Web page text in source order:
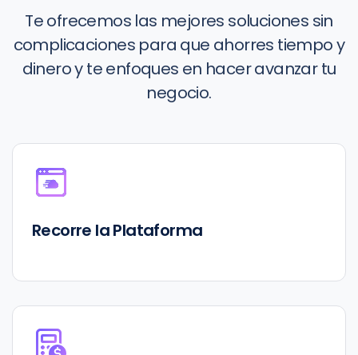
Te ofrecemos las mejores soluciones sin
complicaciones para que ahorres tiempo y
dinero y te enfoques en hacer avanzar tu
negocio.
Recorre la Plataforma